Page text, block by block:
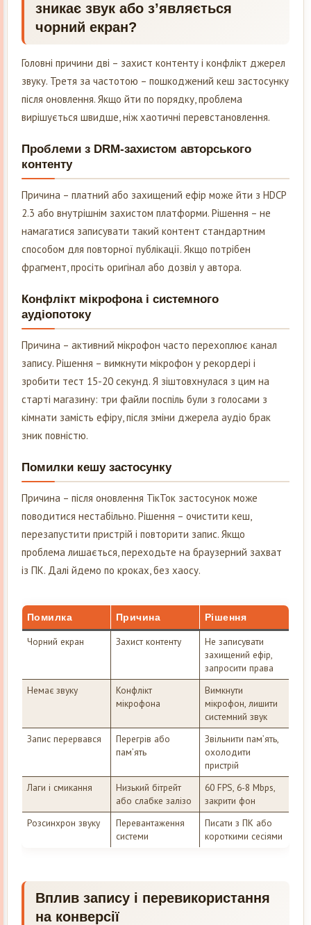
зникає звук або з’являється
чорний екран?
Головні причини дві – захист контенту і конфлікт джерел
звуку. Третя за частотою – пошкоджений кеш застосунку
після оновлення. Якщо йти по порядку, проблема
вирішується швидше, ніж хаотичні перевстановлення.
Проблеми з DRM-захистом авторського
контенту
Причина – платний або захищений ефір може йти з HDCP
2.3 або внутрішнім захистом платформи. Рішення – не
намагатися записувати такий контент стандартним
способом для повторної публікації. Якщо потрібен
фрагмент, просіть оригінал або дозвіл у автора.
Конфлікт мікрофона і системного
аудіопотоку
Причина – активний мікрофон часто перехоплює канал
запису. Рішення – вимкнути мікрофон у рекордері і
зробити тест 15-20 секунд. Я зіштовхнулася з цим на
старті магазину: три файли поспіль були з голосами з
кімнати замість ефіру, після зміни джерела аудіо брак
зник повністю.
Помилки кешу застосунку
Причина – після оновлення ТікТок застосунок може
поводитися нестабільно. Рішення – очистити кеш,
перезапустити пристрій і повторити запис. Якщо
проблема лишається, переходьте на браузерний захват
із ПК. Далі йдемо по кроках, без хаосу.
Помилка Причина Рішення
Чорний екран Захист контенту
Не записувати
захищений ефір,
запросити права
Немає звуку
Конфлікт
мікрофона
Вимкнути
мікрофон, лишити
системний звук
Запис перервався
Перегрів або
пам’ять
Звільнити пам’ять,
охолодити
пристрій
Лаги і смикання
Низький бітрейт
або слабке залізо
60 FPS, 6-8 Mbps,
закрити фон
Розсинхрон звуку
Перевантаження
системи
Писати з ПК або
короткими сесіями
Вплив запису і перевикористання
на конверсії